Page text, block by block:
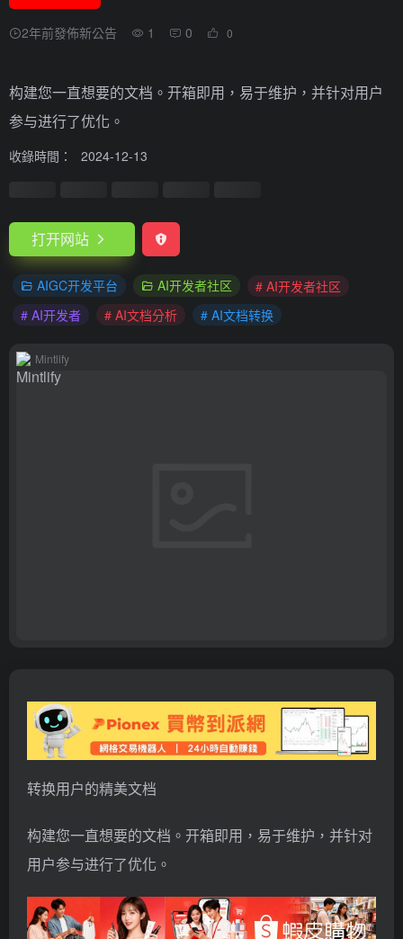
2年前發佈新公告 1 0 0
构建您一直想要的文档。开箱即用，易于维护，并针对用户
参与进行了优化。
收錄時間： 2024-12-13
打开网站
AIGC开发平台 AI开发者社区
# AI开发者社区
# AI开发者
# AI文档分析 # AI文档转换
Mintlify
转换用户的精美文档
构建您一直想要的文档。开箱即用，易于维护，并针对
用户参与进行了优化。